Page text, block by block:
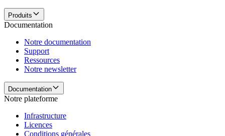
Produits
Documentation
Notre documentation
Support
Ressources
Notre newsletter
Documentation
Notre plateforme
Infrastructure
Licences
Conditions générales